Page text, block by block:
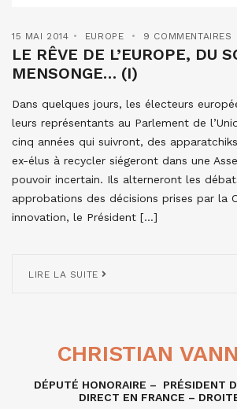
15 MAI 2014 EUROPE 9 COMMENTAIRES
LE RÊVE DE L’EUROPE, DU
MENSONGE… (I)
Dans quelques jours, les électeurs
leurs représentants au Parlement de
cinq années qui suivront, des
ex-élus à recycler siégeront dans une
pouvoir incertain. Ils alterneront les
approbations des décisions prises par la
innovation, le Président […]
LIRE LA SUITE
CHRISTIAN
DÉPUTÉ HONORAIRE – PRÉSIDENT
DIRECT EN FRANCE –